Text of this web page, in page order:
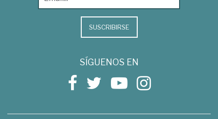
SUSCRIBIRSE
SÍGUENOS EN